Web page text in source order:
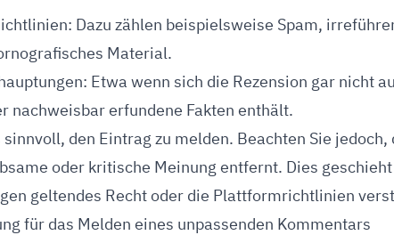
Dazu zählen beispielsweise Spam,
Material.
Etwa wenn sich die Rezension gar nicht
nachweisbar erfundene Fakten enthält.
den Eintrag zu melden. Beachten Sie jedoch,
oder kritische Meinung entfernt. Dies
geltendes Recht oder die Plattformrichtlinien
für das Melden eines unpassenden Kommentars